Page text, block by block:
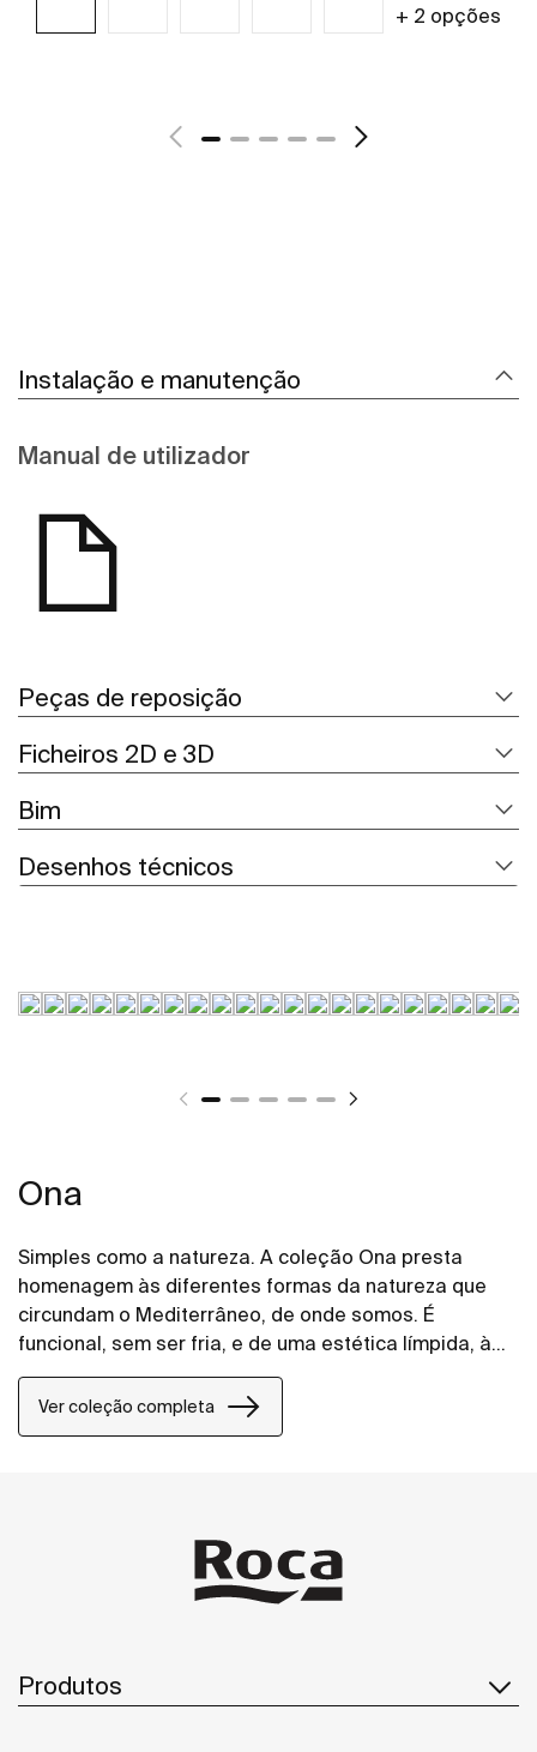
+ 2 opções
Instalação e manutenção
Manual de utilizador
Peças de reposição
Ficheiros 2D e 3D
Bim
Desenhos técnicos
Ona
Simples como a natureza. A coleção Ona presta
homenagem às diferentes formas da natureza que
circundam o Mediterrâneo, de onde somos. É
funcional, sem ser fria, e de uma estética límpida, à
imagem do calor inerente do ambiente natural, feita
para quem aprecia o poder das paisagens
silenciosas.
Ver coleção completa
Produtos